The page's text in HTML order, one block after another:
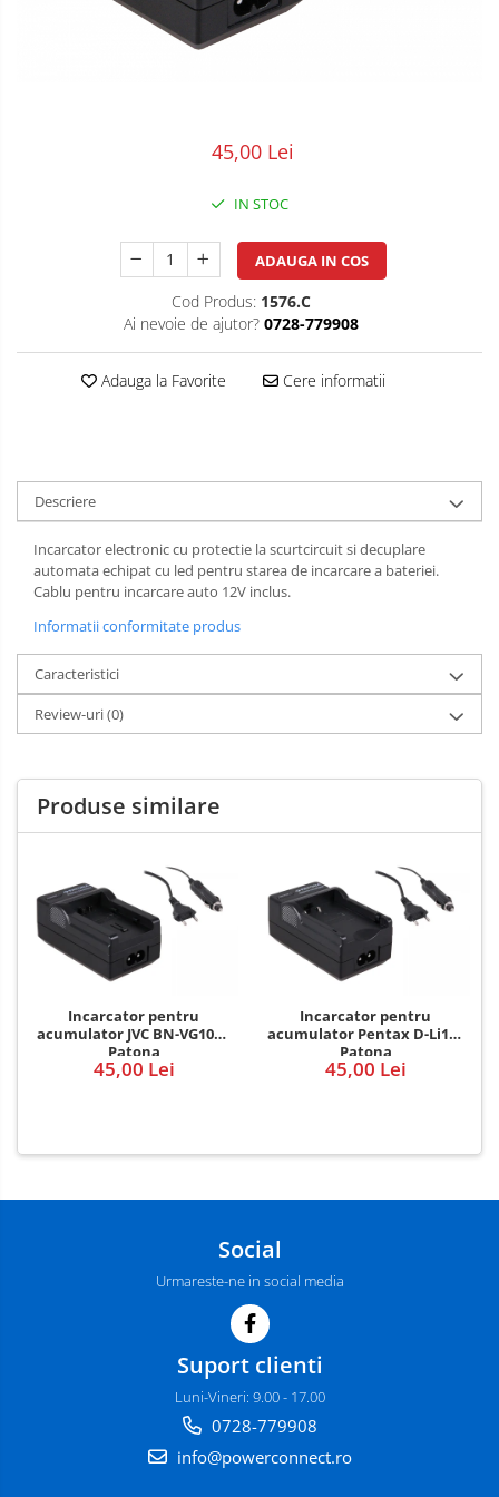
POS/Scanere coduri de bare
45,00 Lei
IN STOC
ADAUGA IN COS
Cod Produs: 1576.C
Ai nevoie de ajutor? 0728-779908
Adauga la Favorite Cere informatii
Descriere
Incarcator electronic cu protectie la scurtcircuit si decuplare
automata echipat cu led pentru starea de incarcare a bateriei.
Cablu pentru incarcare auto 12V inclus.
Informatii conformitate produs
Caracteristici
Review-uri(0)
Produse similare
Incarcator pentru
acumulator JVC BN-VG107e
Patona
45,00 Lei
Incarcator pentru
acumulator Pentax D-Li109
Patona
45,00 Lei
Social
Urmareste-ne in social media
Suport clienti
Luni-Vineri: 9.00 - 17.00
0728-779908
info@powerconnect.ro